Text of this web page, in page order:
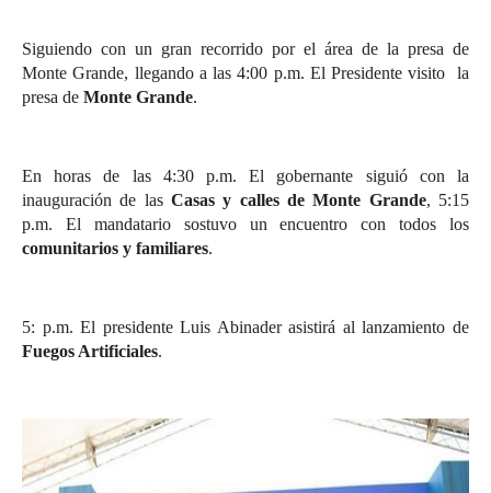
Siguiendo con un gran recorrido por el área de la presa de
Monte Grande, llegando a las 4:00 p.m. El Presidente visito la
presa de Monte Grande.
En horas de las 4:30 p.m. El gobernante siguió con la
inauguración de las Casas y calles de Monte Grande, 5:15
p.m. El mandatario sostuvo un encuentro con todos los
comunitarios y familiares.
5: p.m. El presidente Luis Abinader asistirá al lanzamiento de
Fuegos Artificiales.